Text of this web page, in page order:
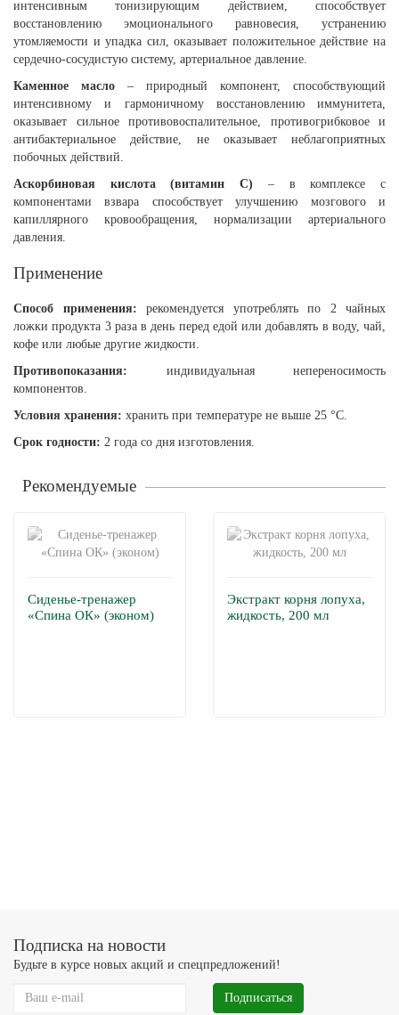
интенсивным тонизирующим действием, способствует
восстановлению эмоционального равновесия, устранению
утомляемости и упадка сил, оказывает положительное действие на
сердечно-сосудистую систему, артериальное давление.
Каменное масло – природный компонент, способствующий
интенсивному и гармоничному восстановлению иммунитета,
оказывает сильное противовоспалительное, противогрибковое и
антибактериальное действие, не оказывает неблагоприятных
побочных действий.
Аскорбиновая кислота (витамин С) – в комплексе с
компонентами взвара способствует улучшению мозгового и
капиллярного кровообращения, нормализации артериального
давления.
Применение
Способ применения: рекомендуется употреблять по 2 чайных
ложки продукта 3 раза в день перед едой или добавлять в воду, чай,
кофе или любые другие жидкости.
Противопоказания: индивидуальная непереносимость
компонентов.
Условия хранения: хранить при температуре не выше 25 °С.
Срок годности: 2 года со дня изготовления.
Рекомендуемые
Сиденье-тренажер
«Спина ОК» (эконом)
Экстракт корня лопуха,
жидкость, 200 мл
Подписка на новости
Будьте в курсе новых акций и спецпредложений!
Подписаться